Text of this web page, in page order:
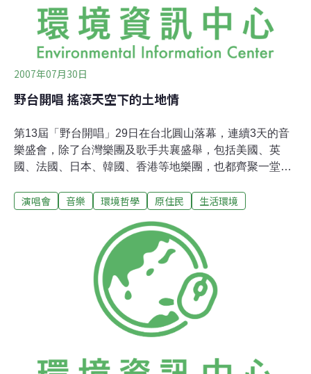
2007年07月30日
野台開唱 搖滾天空下的土地情
第13屆「野台開唱」29日在台北圓山落幕，連續3天的音
樂盛會，除了台灣樂團及歌手共襄盛舉，包括美國、英
國、法國、日本、韓國、香港等地樂團，也都齊聚一堂，
與文化、社會、生活無法分割的特性，2007年的野台開唱
體的行動力與音樂融合。包括綠色陣線聯盟、綠色公民行
動聯盟等環保團體，在現場運用文宣、解說的方式，希望
讓樂迷們了解台灣的環境、台灣的美，進而採取關懷行
動。除了環境議題，對於加入WHO、勞工福利，以及最近
才有新進展的蘇建和等人一案，於公共議題村中，都有民
間團體與大家分享台灣社會的這些最新動態。林舞台的台
灣原味這次野台開唱除了邀請了更多的國外知名樂團來台
在後林之丘——「林」舞台，獻上台灣最原汁原味的原住
演唱會 音樂 環境哲學 原住民 生活環境